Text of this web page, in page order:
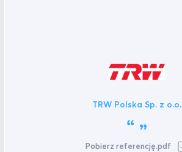
TRW Polska Sp. z o.o.
Pobierz referencję.pdf